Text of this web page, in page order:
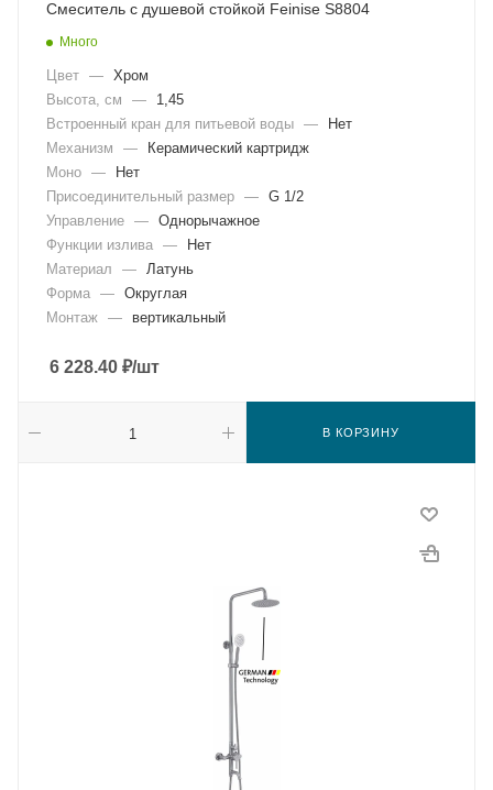
Смеситель с душевой стойкой Feinise S8804
Много
Цвет — Хром
Высота, см
—
1,45
Встроенный кран для питьевой воды —
Нет
Механизм
—
Керамический картридж
Моно —
Нет
Присоединительный размер — G 1/2
Управление — Однорычажное
Функции излива —
Нет
Материал
— Латунь
Форма — Округлая
Монтаж — вертикальный
6 228.40 ₽/шт
В КОРЗИНУ